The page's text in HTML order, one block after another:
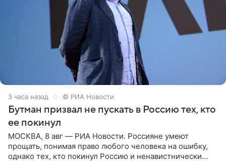
3 часа назад © РИА Новости
Бутман призвал не пускать в Россию тех, кто
ее покинул
МОСКВА, 8 авг — РИА Новости. Россияне умеют
прощать, понимая право любого человека на ошибку,
однако тех, кто покинул Россию и ненавистнически